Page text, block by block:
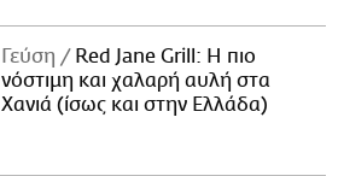
Γεύση
Red Jane Grill: Η πιο
νόστιμη και χαλαρή αυλή στα
Χανιά (ίσως και στην Ελλάδα)